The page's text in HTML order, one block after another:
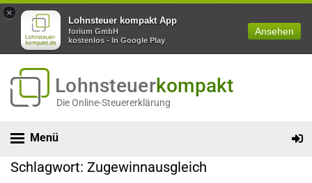
×
Lohnsteuer kompakt App
forium GmbH
kostenlos - In Google Play
Ansehen
Lohnsteuerkompakt
Die Online-Steuererklärung
Menü
Schlagwort: Zugewinnausgleich